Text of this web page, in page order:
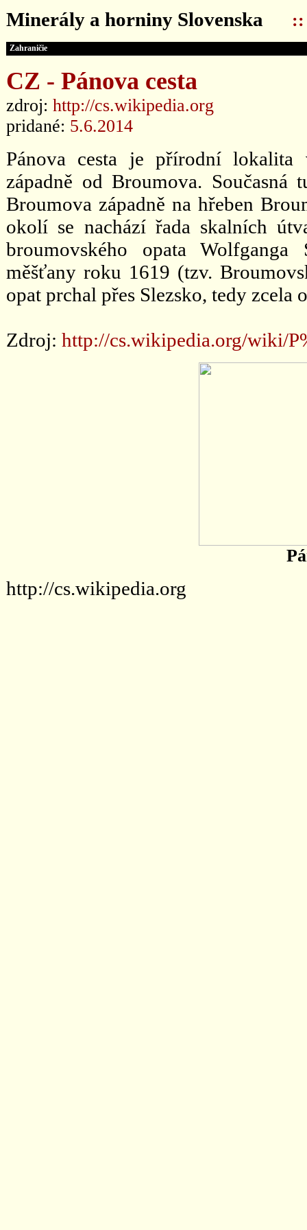
Minerály a horniny Slovenska ::
Zahraničie
CZ - Pánova cesta
zdroj: http://cs.wikipedia.org
pridané: 5.6.2014
Pánova cesta je přírodní lokalita
západně od Broumova. Současná
Broumova západně na hřeben
okolí se nachází řada skalních
broumovského opata
měšťany roku 1619 (tzv.
opat prchal přes Slezsko, tedy zcela
Zdroj: http://cs.wikipedia.org/wiki/
http://cs.wikipedia.org